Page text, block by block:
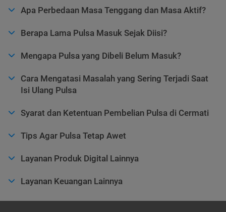
Apa Perbedaan Masa Tenggang dan Masa Aktif?
Berapa Lama Pulsa Masuk Sejak Diisi?
Mengapa Pulsa yang Dibeli Belum Masuk?
Cara Mengatasi Masalah yang Sering Terjadi Saat
Isi Ulang Pulsa
Syarat dan Ketentuan Pembelian Pulsa di Cermati
Tips Agar Pulsa Tetap Awet
Layanan Produk Digital Lainnya
Layanan Keuangan Lainnya